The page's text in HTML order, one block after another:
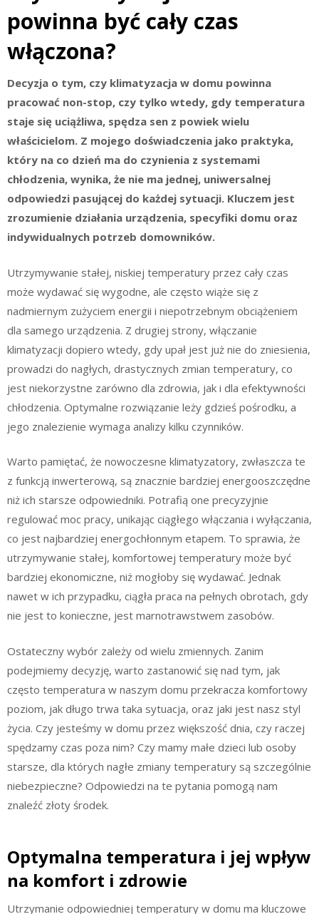
powinna być cały czas
włączona?
Decyzja o tym, czy klimatyzacja w domu powinna
pracować non-stop, czy tylko wtedy, gdy temperatura
staje się uciążliwa, spędza sen z powiek wielu
właścicielom. Z mojego doświadczenia jako praktyka,
który na co dzień ma do czynienia z systemami
chłodzenia, wynika, że nie ma jednej, uniwersalnej
odpowiedzi pasującej do każdej sytuacji. Kluczem jest
zrozumienie działania urządzenia, specyfiki domu oraz
indywidualnych potrzeb domowników.
Utrzymywanie stałej, niskiej temperatury przez cały czas
może wydawać się wygodne, ale często wiąże się z
nadmiernym zużyciem energii i niepotrzebnym obciążeniem
dla samego urządzenia. Z drugiej strony, włączanie
klimatyzacji dopiero wtedy, gdy upał jest już nie do zniesienia,
prowadzi do nagłych, drastycznych zmian temperatury, co
jest niekorzystne zarówno dla zdrowia, jak i dla efektywności
chłodzenia. Optymalne rozwiązanie leży gdzieś pośrodku, a
jego znalezienie wymaga analizy kilku czynników.
Warto pamiętać, że nowoczesne klimatyzatory, zwłaszcza te
z funkcją inwerterową, są znacznie bardziej energooszczędne
niż ich starsze odpowiedniki. Potrafią one precyzyjnie
regulować moc pracy, unikając ciągłego włączania i wyłączania,
co jest najbardziej energochłonnym etapem. To sprawia, że
utrzymywanie stałej, komfortowej temperatury może być
bardziej ekonomiczne, niż mogłoby się wydawać. Jednak
nawet w ich przypadku, ciągła praca na pełnych obrotach, gdy
nie jest to konieczne, jest marnotrawstwem zasobów.
Ostateczny wybór zależy od wielu zmiennych. Zanim
podejmiemy decyzję, warto zastanowić się nad tym, jak
często temperatura w naszym domu przekracza komfortowy
poziom, jak długo trwa taka sytuacja, oraz jaki jest nasz styl
życia. Czy jesteśmy w domu przez większość dnia, czy raczej
spędzamy czas poza nim? Czy mamy małe dzieci lub osoby
starsze, dla których nagłe zmiany temperatury są szczególnie
niebezpieczne? Odpowiedzi na te pytania pomogą nam
znaleźć złoty środek.
Optymalna temperatura i jej wpływ
na komfort i zdrowie
Utrzymanie odpowiedniej temperatury w domu ma kluczowe